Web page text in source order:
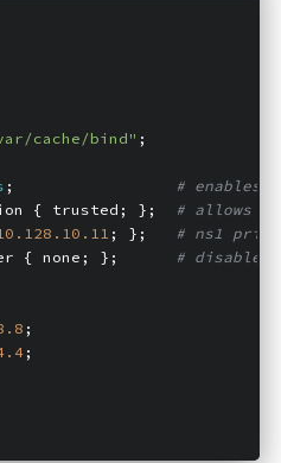
cache/bind" ;
;
# enables
{ trusted; };
# allows
.10 .11 ; };
# ns1
{ none; };
# disable
.8 ;
.4;